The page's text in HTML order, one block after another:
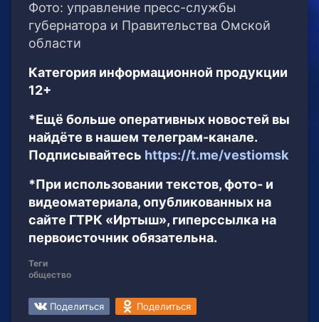
Фото: управление пресс-службы
губернатора и Правительства Омской
области
Категория информационной продукции
12+
*Ещё больше оперативных новостей вы
найдёте в нашем телеграм-канале.
Подписывайтесь https://t.me/vestiomsk
*При использовании текстов, фото- и
видеоматериала, опубликованных на
сайте ГТРК «Иртыш», гиперссылка на
первоисточник обязательна.
Теги
общество
Поделиться Поделиться